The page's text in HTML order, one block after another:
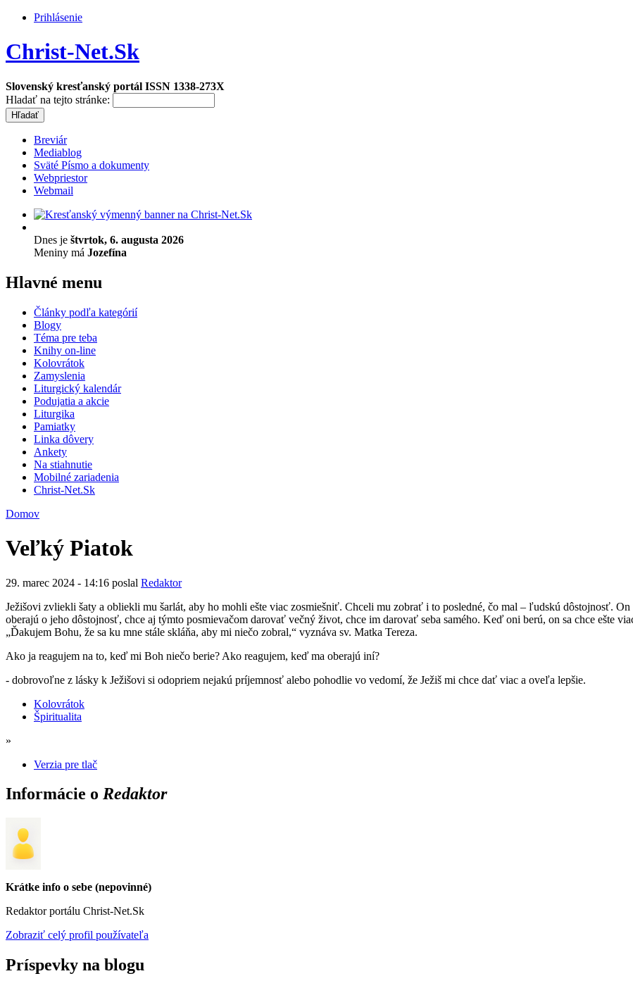
Prihlásenie
Christ-Net.Sk
Slovenský kresťanský portál ISSN 1338-273X
Hladať na tejto stránke:
Breviár
Mediablog
Sväté Písmo a dokumenty
Webpriestor
Webmail
Dnes je štvrtok, 6. augusta 2026
Meniny má Jozefína
Hlavné menu
Články podľa kategórií
Blogy
Téma pre teba
Knihy on-line
Kolovrátok
Zamyslenia
Liturgický kalendár
Podujatia a akcie
Liturgika
Pamiatky
Linka dôvery
Ankety
Na stiahnutie
Mobilné zariadenia
Christ-Net.Sk
Domov
Veľký Piatok
29. marec 2024 - 14:16 poslal Redaktor
Ježišovi zvliekli šaty a obliekli mu šarlát, aby ho mohli ešte viac zosmiešniť. Chceli mu zobrať i to posledné, čo mal – ľudskú dôstojnosť.
oberajú o jeho dôstojnosť, chce aj týmto posmievačom darovať večný život, chce im darovať seba samého. Keď oni berú, on sa chce ešte
„Ďakujem Bohu, že sa ku mne stále skláňa, aby mi niečo zobral,“ vyznáva sv. Matka Tereza.
Ako ja reagujem na to, keď mi Boh niečo berie? Ako reagujem, keď ma oberajú iní?
- dobrovoľne z lásky k Ježišovi si odopriem nejakú príjemnosť alebo pohodlie vo vedomí, že Ježiš mi chce dať viac a oveľa lepšie.
Kolovrátok
Špiritualita
»
Verzia pre tlač
Informácie o Redaktor
Krátke info o sebe (nepovinné)
Redaktor portálu Christ-Net.Sk
Zobraziť celý profil používateľa
Príspevky na blogu